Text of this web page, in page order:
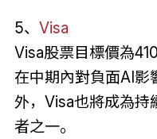
5、 Visa
Visa股票目標價為
在中期內對負面AI影
外，Visa也將成為持
者之一。